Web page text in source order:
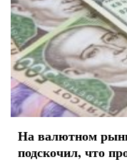
На валютном
подскочил, что